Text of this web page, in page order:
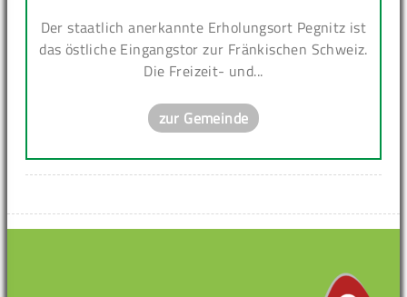
Der staatlich anerkannte Erholungsort Pegnitz ist
das östliche Eingangstor zur Fränkischen Schweiz.
Die Freizeit- und...
zur Gemeinde